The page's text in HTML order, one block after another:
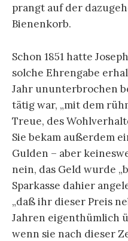
prangt auf der
Bienenkorb.
Schon 1851 hatte
solche Ehrengabe
Jahr ununterbrochen
tätig war, „mit dem
Treue, des
Sie bekam außerdem
Gulden – aber
nein, das Geld wurde
Sparkasse dahier
„daß ihr dieser Preis
Jahren eigenthümlich
wenn sie nach dieser